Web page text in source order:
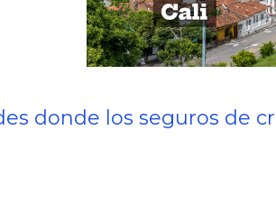
donde los seguros de